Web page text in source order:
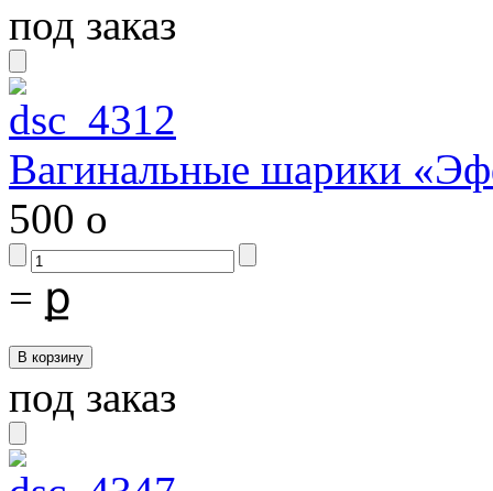
под заказ
Вагинальные шарики
500 o
= ք
под заказ